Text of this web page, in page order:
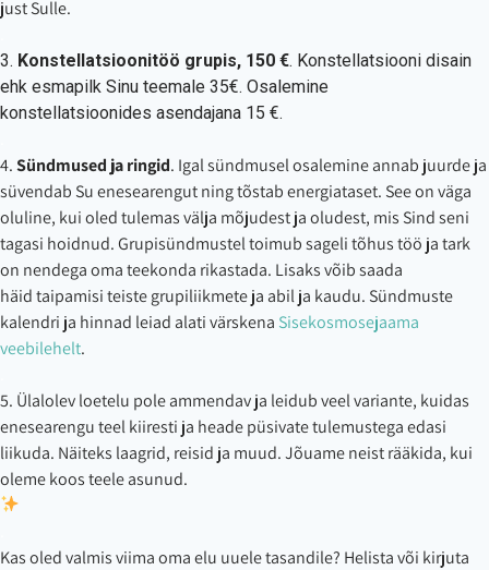
just Sulle.
3. Konstellatsioonitöö grupis, 150 €. Konstellatsiooni disain
ehk esmapilk Sinu teemale 35€. Osalemine
konstellatsioonides asendajana 15 €.
4.Sündmused ja ringid. Igal sündmusel osalemine annab juurde ja
süvendab Su enesearengut ning tõstab energiataset. See on väga
oluline, kui oled tulemas välja mõjudest ja oludest, mis Sind seni
tagasi hoidnud. Grupisündmustel toimub sageli tõhus töö ja tark
on nendega oma teekonda rikastada. Lisaks võib saada
häid taipamisi teiste grupiliikmete ja abil ja kaudu. Sündmuste
kalendri ja hinnad leiad alati värskena Sisekosmosejaama
veebilehelt.
5. Ülalolev loetelu pole ammendav ja leidub veel variante, kuidas
enesearengu teel kiiresti ja heade püsivate tulemustega edasi
liikuda. Näiteks laagrid, reisid ja muud. Jõuame neist rääkida, kui
oleme koos teele asunud.
Kas oled valmis viima oma elu uuele tasandile? Helista või kirjuta